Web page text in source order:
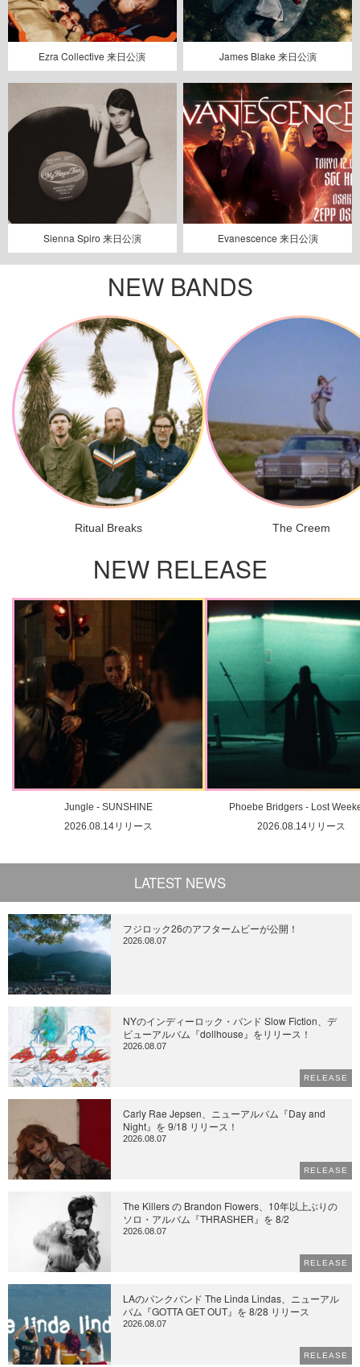
Ezra Collective 来日公演 James Blake 来日公演
Sienna Spiro 来日公演 Evanescence 来日公演
NEW BANDS
Ritual Breaks The Creem
NEW RELEASE
Jungle - SUNSHINE
2026.08.14リリース
Phoebe Bridgers - Lost
2026.08.14リリース
LATEST NEWS
フジロック26のアフタームビーが公開！
2026.08.07
NYのインディーロック・バンド Slow Fiction、デ
ビューアルバム『dollhouse』をリリース！
2026.08.07
RELEASE
Carly Rae Jepsen、ニューアルバム『Day and
Night』を 9/18 リリース！
2026.08.07
RELEASE
The Killers の Brandon Flowers、10年以上ぶりの
ソロ・アルバム『THRASHER』を 8/2
2026.08.07
RELEASE
LAのパンクバンド The Linda Lindas、ニューアル
バム『GOTTA GET OUT』を 8/28 リリース
2026.08.07
RELEASE